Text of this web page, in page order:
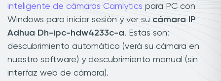
inteligente de cámaras Camlytics para PC con
Windows para iniciar sesión y ver su cámara IP
Adhua Dh-ipc-hdw4233c-a. Estas son:
descubrimiento automático (verá su cámara en
nuestro software) y descubrimiento manual (sin
interfaz web de cámara).